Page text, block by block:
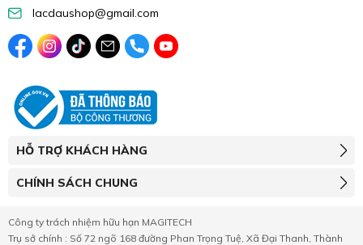
lacdaushop@gmail.com
HỖ TRỢ KHÁCH HÀNG
CHÍNH SÁCH CHUNG
Công ty trách nhiệm hữu hạn MAGITECH
Trụ sở chính : Số 72 ngõ 168 đường Phan Trọng Tuệ, Xã Đại Thanh, Thành